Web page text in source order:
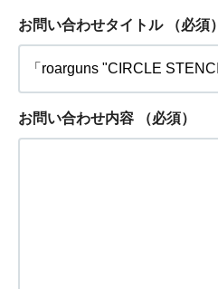
お問い合わせタイトル （必須）
お問い合わせ内容 （必須）